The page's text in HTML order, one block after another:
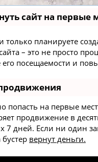
сайт на первые
планируете
– это не просто
посещаемости и
попасть на первые
продвижение в
7 дней. Если ни один
бустер вернут деньги.